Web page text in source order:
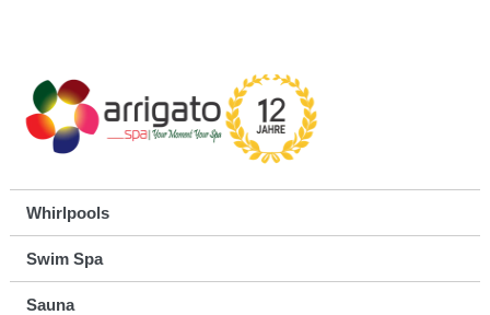
Whirlpools
Swim Spa
Sauna